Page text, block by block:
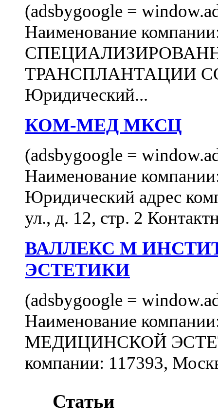
(adsbygoogle =
Наименование
ТРАНСПЛАНТАЦИИ
Юридический...
КОМ-МЕД МКСЦ
(adsbygoogle =
Наименование
Юридический адрес
ул., д. 12, стр. 2
ВАЛЛЕКС М
ЭСТЕТИКИ
(adsbygoogle =
Наименование
МЕДИЦИНСКОЙ
компании: 117393,
Статьи